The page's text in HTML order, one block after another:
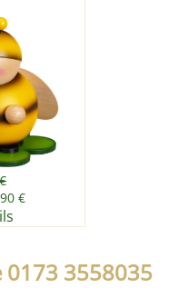
€
3558035